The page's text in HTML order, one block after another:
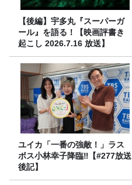
【後編】宇多丸『スーパーガ
ール』を語る！【映画評書き
起こし 2026.7.16 放送】
ユイカ「一番の強敵！」ラス
ボス小林幸子降臨‼【#277放送
後記】